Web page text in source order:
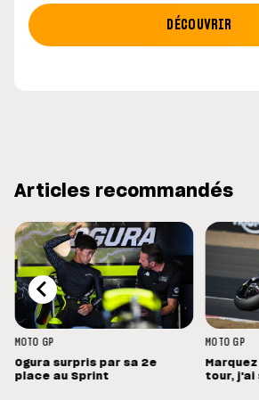
DÉCOUVRIR
Articles recommandés
MOTO GP
Ogura surpris par sa 2e
place au Sprint
MOTO GP
tour, j'ai